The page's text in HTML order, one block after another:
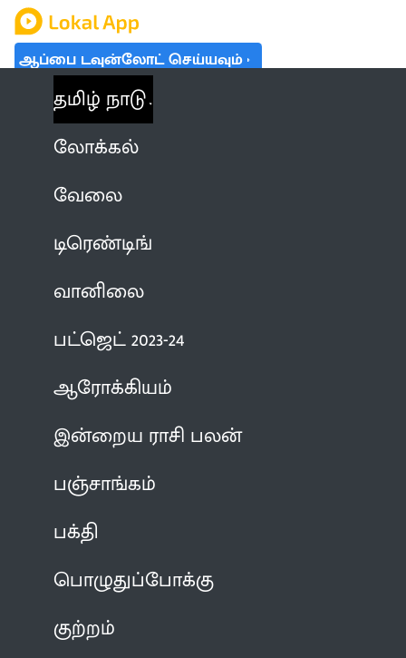
ஆப்பை டவுன்லோட் செய்யவும்
தமிழ் நாடு
லோக்கல்
வேலை
டிரெண்டிங்
வானிலை
பட்ஜெட் 2023-24
ஆரோக்கியம்
இன்றைய ராசி பலன்
பஞ்சாங்கம்
பக்தி
பொழுதுப்போக்கு
குற்றம்